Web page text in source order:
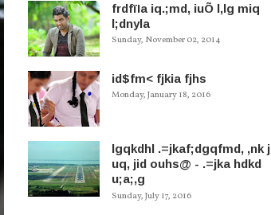
frdfïIa iq.;md, iuÕ l,lg miq
l;dnyla
Sunday, November 02, 2014
id$fm< fjkia fjhs
Monday, January 18, 2016
lgqkdhl .=jkaf;dgqfmd, ,nk
uq, jid ouhs@ - .=jka hdkd
u;a;,g
Sunday, July 17, 2016